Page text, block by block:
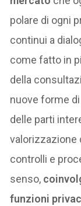
polare di ogni
continui a
come fatto in
della
nuove forme
delle parti
valorizzazione
controlli e
senso,
funzioni